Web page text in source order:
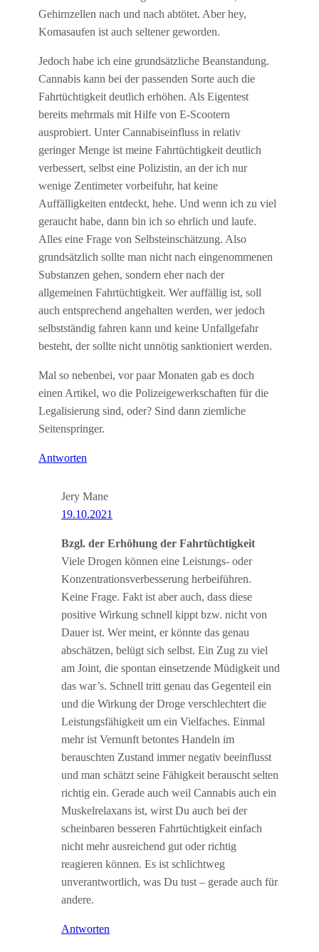
Gehirnzellen nach und nach abtötet. Aber hey,
Komasaufen ist auch seltener geworden.
Jedoch habe ich eine grundsätzliche Beanstandung.
Cannabis kann bei der passenden Sorte auch die
Fahrtüchtigkeit deutlich erhöhen. Als Eigentest
bereits mehrmals mit Hilfe von E-Scootern
ausprobiert. Unter Cannabiseinfluss in relativ
geringer Menge ist meine Fahrtüchtigkeit deutlich
verbessert, selbst eine Polizistin, an der ich nur
wenige Zentimeter vorbeifuhr, hat keine
Auffälligkeiten entdeckt, hehe. Und wenn ich zu viel
geraucht habe, dann bin ich so ehrlich und laufe.
Alles eine Frage von Selbsteinschätzung. Also
grundsätzlich sollte man nicht nach eingenommenen
Substanzen gehen, sondern eher nach der
allgemeinen Fahrtüchtigkeit. Wer auffällig ist, soll
auch entsprechend angehalten werden, wer jedoch
selbstständig fahren kann und keine Unfallgefahr
besteht, der sollte nicht unnötig sanktioniert werden.
Mal so nebenbei, vor paar Monaten gab es doch
einen Artikel, wo die Polizeigewerkschaften für die
Legalisierung sind, oder? Sind dann ziemliche
Seitenspringer.
Antworten
Jery Mane
19.10.2021
Bzgl. der Erhöhung der Fahrtüchtigkeit
Viele Drogen können eine Leistungs- oder
Konzentrationsverbesserung herbeiführen.
Keine Frage. Fakt ist aber auch, dass diese
positive Wirkung schnell kippt bzw. nicht von
Dauer ist. Wer meint, er könnte das genau
abschätzen, belügt sich selbst. Ein Zug zu viel
am Joint, die spontan einsetzende Müdigkeit und
das war’s. Schnell tritt genau das Gegenteil ein
und die Wirkung der Droge verschlechtert die
Leistungsfähigkeit um ein Vielfaches. Einmal
mehr ist Vernunft betontes Handeln im
berauschten Zustand immer negativ beeinflusst
und man schätzt seine Fähigkeit berauscht selten
richtig ein. Gerade auch weil Cannabis auch ein
Muskelrelaxans ist, wirst Du auch bei der
scheinbaren besseren Fahrtüchtigkeit einfach
nicht mehr ausreichend gut oder richtig
reagieren können. Es ist schlichtweg
unverantwortlich, was Du tust – gerade auch für
andere.
Antworten